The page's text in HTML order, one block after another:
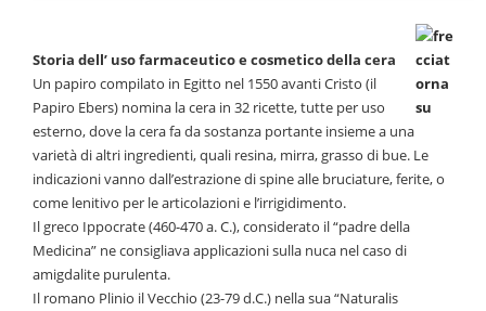
Storia dell’ uso farmaceutico e cosmetico della cera
Un papiro compilato in Egitto nel 1550 avanti Cristo (il
Papiro Ebers) nomina la cera in 32 ricette, tutte per uso
esterno, dove la cera fa da sostanza portante insieme a una
varietà di altri ingredienti, quali resina, mirra, grasso di bue. Le
indicazioni vanno dall’estrazione di spine alle bruciature, ferite, o
come lenitivo per le articolazioni e l’irrigidimento.
Il greco Ippocrate (460-470 a. C.), considerato il “padre della
Medicina” ne consigliava applicazioni sulla nuca nel caso di
amigdalite purulenta.
Il romano Plinio il Vecchio (23-79 d.C.) nella sua “Naturalis